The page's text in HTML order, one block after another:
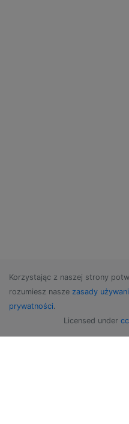
Korzystając z naszej strony
rozumiesz nasze zasady
prywatności.
Licensed under